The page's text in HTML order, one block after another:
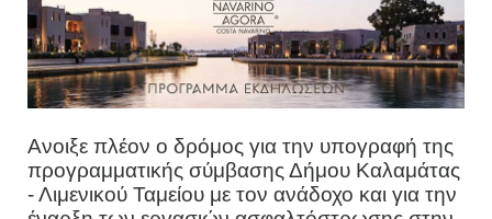
Ανοιξε πλέον ο δρόμος για την υπογραφή της
προγραμματικής σύμβασης Δήμου Καλαμάτας
- Λιμενικού Ταμείου με τον ανάδοχο και για την